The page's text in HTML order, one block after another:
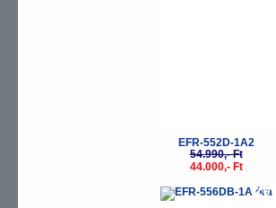
EFR-552D-1A2
54.990,- Ft
44.000,- Ft
-20%